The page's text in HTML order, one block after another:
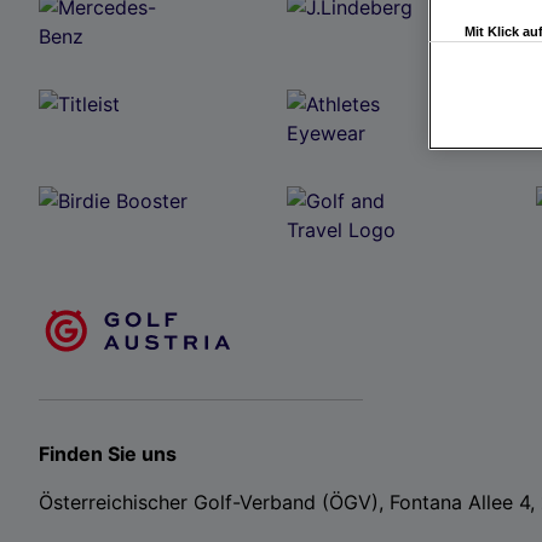
Finden Sie uns
Österreichischer Golf-Verband (ÖGV), Fontana Allee
Mit Klick